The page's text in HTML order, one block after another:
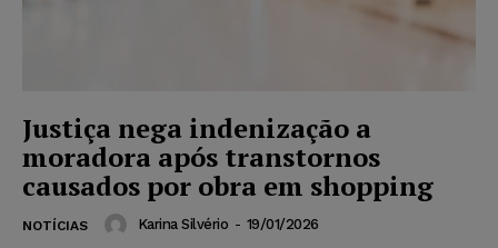
Justiça nega indenização a
moradora após transtornos
causados por obra em shopping
NOTÍCIAS Karina Silvério - 19/01/2026